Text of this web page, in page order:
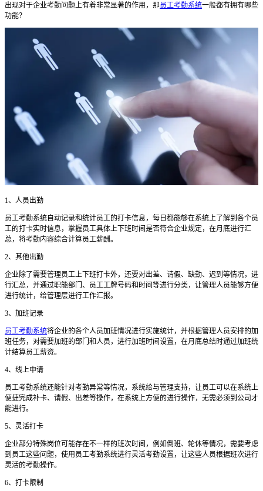
出现对于企业考勤问题上有着非常显著的作用，那员工考勤系统一般都有拥有哪些
功能？
1、人员出勤
员工考勤系统自动记录和统计员工的打卡信息，每日都能够在系统上了解到各个员
工的打卡实时信息，掌握员工具体上下班时间是否符合企业规定，在月底进行汇
总，将考勤内容综合计算员工薪酬。
2、其他出勤
企业除了需要管理员工上下班打卡外，还要对出差、请假、缺勤、迟到等情况，进
行汇总，并通过职能部门、员工工牌号码和时间等进行分类，让管理人员能够方便
进行统计，给管理层进行工作汇报。
3、加班记录
员工考勤系统将企业的各个人员加班情况进行实施统计，并根据管理人员安排的加
班任务，对需要加班的部门和人员，进行加班时间设置，在月底总结时通过加班统
计结算员工薪资。
4、线上申请
员工考勤系统还能针对考勤异常等情况，系统给与管理支持，让员工可以在系统上
便捷完成补卡、请假、出差等操作，在系统上方便的进行操作，无需必须到公司才
能进行。
5、灵活打卡
企业部分特殊岗位可能存在不一样的班次时间，例如倒班、轮休等情况，需要考虑
到员工这些问题， 使用员工考勤系统进行灵活考勤设置，让这些人员根据班次进行
灵活的考勤操作。
6、打卡限制